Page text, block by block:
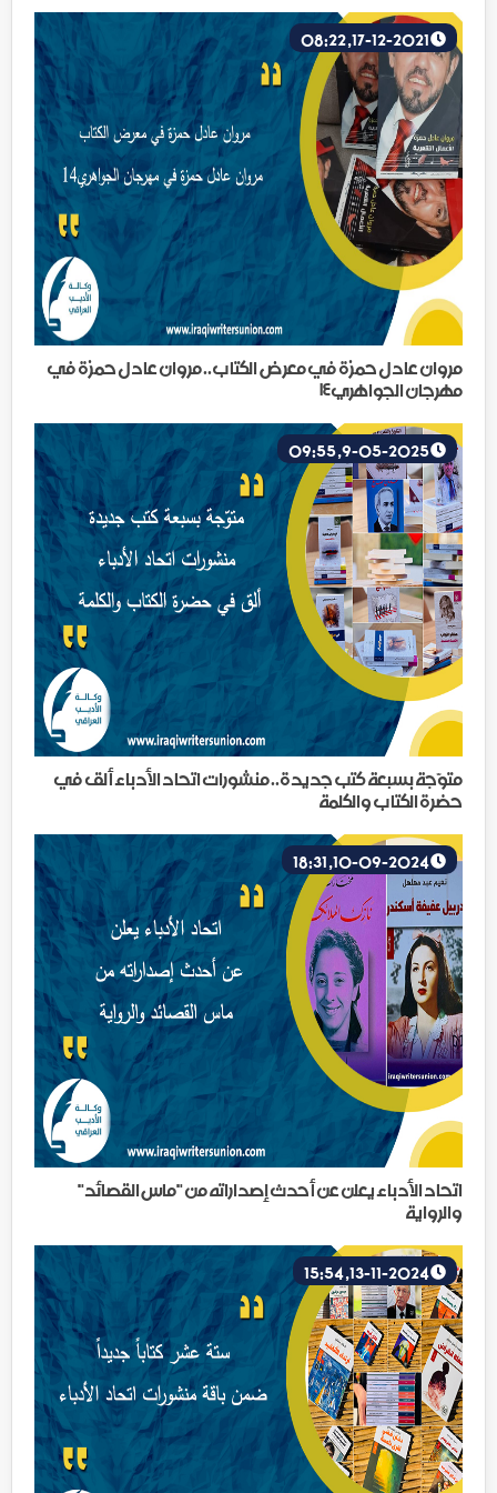
مروان عادل حمزة في معرض الكتاب.. مروان عادل حمزة في
مهرجان الجواهري١٤
متوّجة بسبعة كتب جديدة.. منشورات اتحاد الأدباء ألق في
حضرة الكتاب والكلمة
اتحاد الأدباء يعلن عن أحدث إصداراته من "ماس القصائد"
والرواية